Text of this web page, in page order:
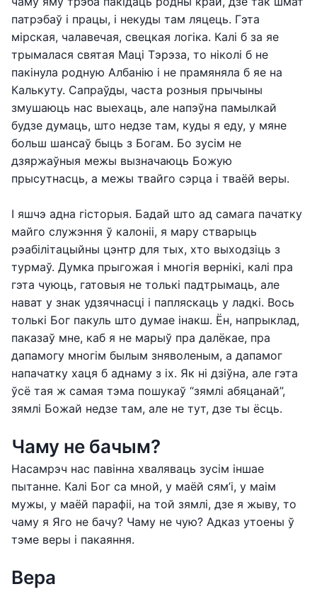
патрэбаў і працы, і некуды там ляцець. Гэта
мірская, чалавечая, свецкая логіка. Калі б за яе
трымалася святая Маці Тэрэза, то ніколі б не
пакінула родную Албанію і не прамяняла б яе на
Калькуту. Сапраўды, часта розныя прычыны
змушаюць нас выехаць, але напэўна памылкай
будзе думаць, што недзе там, куды я еду, у мяне
больш шансаў быць з Богам. Бо зусім не
дзяржаўныя межы вызначаюць Божую
прысутнасць, а межы твайго сэрца і тваёй веры.
І яшчэ адна гісторыя. Бадай што ад самага пачатку
майго служэння ў калоніі, я мару стварыць
рэабілітацыйны цэнтр для тых, хто выходзіць з
турмаў. Думка прыгожая і многія вернікі, калі пра
гэта чуюць, гатовыя не толькі падтрымаць, але
нават у знак удзячнасці і папляскаць у ладкі. Вось
толькі Бог пакуль што думае інакш. Ён, напрыклад,
паказаў мне, каб я не марыў пра далёкае, пра
дапамогу многім былым зняволеным, а дапамог
напачатку хаця б аднаму з іх. Як ні дзіўна, але гэта
ўсё тая ж самая тэма пошукаў “зямлі абяцанай”,
зямлі Божай недзе там, але не тут, дзе ты ёсць.
Чаму не бачым?
Насамрэч нас павінна хваляваць зусім іншае
пытанне. Калі Бог са мной, у маёй сям’і, у маім
мужы, у маёй парафіі, на той зямлі, дзе я жыву, то
чаму я Яго не бачу? Чаму не чую? Адказ утоены ў
тэме веры і пакаяння.
Вера